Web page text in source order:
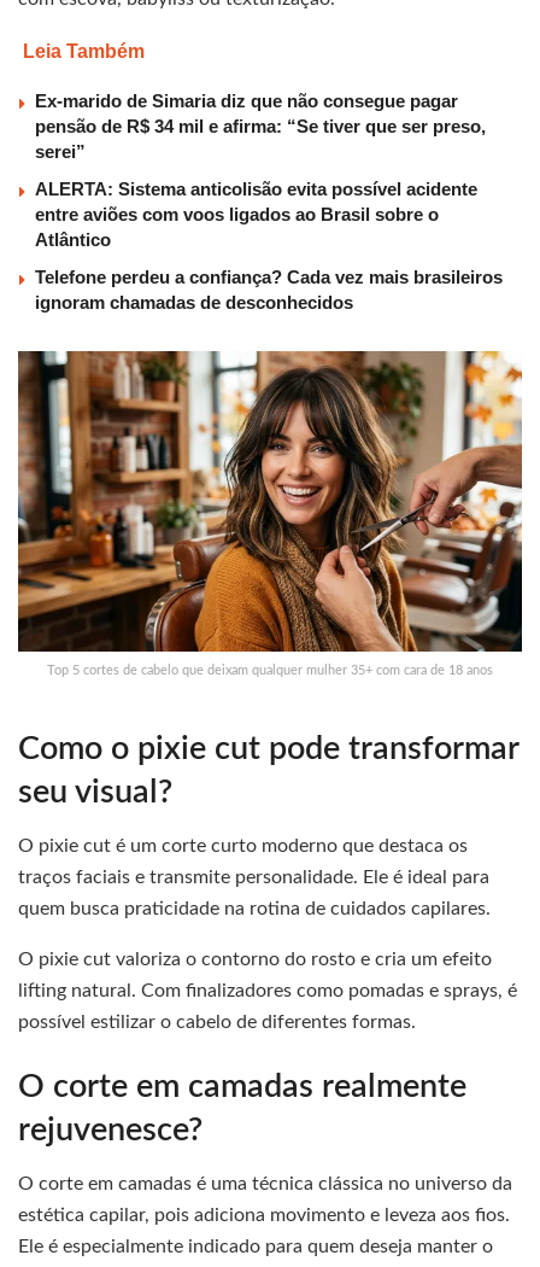
Leia Também
Ex-marido de Simaria diz que não consegue pagar
pensão de R$ 34 mil e afirma: “Se tiver que ser preso,
serei”
ALERTA: Sistema anticolisão evita possível acidente
entre aviões com voos ligados ao Brasil sobre o
Atlântico
Telefone perdeu a confiança? Cada vez mais brasileiros
ignoram chamadas de desconhecidos
Top 5 cortes de cabelo que deixam qualquer mulher 35+ com cara de 18 anos
Como o pixie cut pode transformar
seu visual?
O pixie cut é um corte curto moderno que destaca os
traços faciais e transmite personalidade. Ele é ideal para
quem busca praticidade na rotina de cuidados capilares.
O pixie cut valoriza o contorno do rosto e cria um efeito
lifting natural. Com finalizadores como pomadas e sprays, é
possível estilizar o cabelo de diferentes formas.
O corte em camadas realmente
rejuvenesce?
O corte em camadas é uma técnica clássica no universo da
estética capilar, pois adiciona movimento e leveza aos fios.
Ele é especialmente indicado para quem deseja manter o